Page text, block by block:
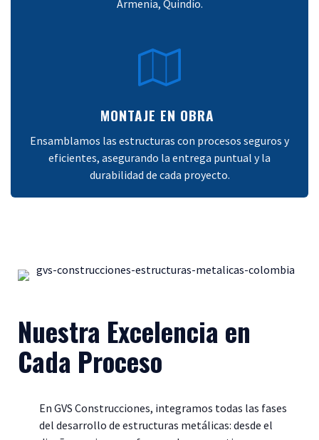
Armenia, Quindío.
MONTAJE EN OBRA
Ensamblamos las estructuras con procesos seguros y
eficientes, asegurando la entrega puntual y la
durabilidad de cada proyecto.
Nuestra Excelencia en
Cada Proceso
En GVS Construcciones, integramos todas las fases
del desarrollo de estructuras metálicas: desde el